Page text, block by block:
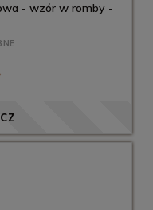
- wzór w romby -